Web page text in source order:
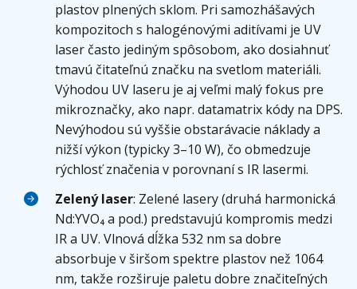
plastov plnených sklom. Pri samozhášavých
kompozitoch s halogénovými aditívami je UV
laser často jediným spôsobom, ako dosiahnuť
tmavú čitateľnú značku na svetlom materiáli.
Výhodou UV laseru je aj veľmi malý fokus pre
mikroznačky, ako napr. datamatrix kódy na DPS.
Nevýhodou sú vyššie obstarávacie náklady a
nižší výkon (typicky 3–10 W), čo obmedzuje
rýchlosť značenia v porovnaní s IR lasermi.
Zelený laser: Zelené lasery (druhá harmonická
Nd:YVO₄ a pod.) predstavujú kompromis medzi
IR a UV. Vlnová dĺžka 532 nm sa dobre
absorbuje v širšom spektre plastov než 1064
nm, takže rozširuje paletu dobre značiteľných